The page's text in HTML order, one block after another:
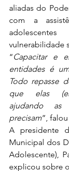
aliadas do
com a
vulnerabilidade
“Capacitar e
entidades é
Todo repasse
que elas
ajudando as
precisam”,
A presidente
Municipal dos
Adolescente),
explicou sobre